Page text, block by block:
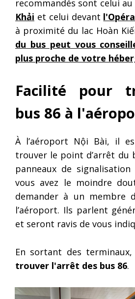
recommandés sont celui au
Khải et celui devant
à proximité du lac Hoàn
du bus peut vous
plus proche de votre
Facilité pour
bus 86 à
À l’aéroport Nội Bài, il
trouver le point d’arrêt du
panneaux de
vous avez le moindre
demander à un membre
l’aéroport. Ils parlent
et seront ravis de vous
En sortant des terminaux,
trouver l'arrêt des bus 86.